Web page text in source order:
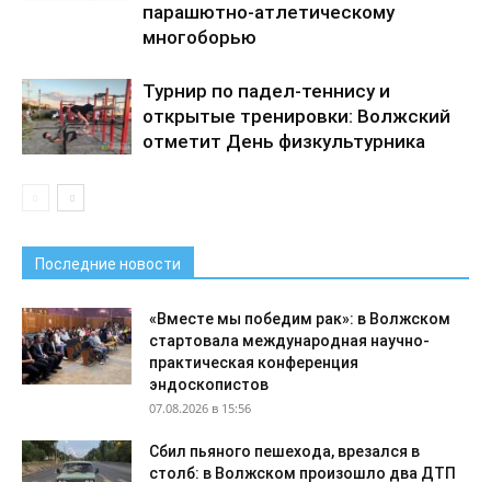
парашютно-атлетическому
многоборью
Турнир по падел-теннису и
открытые тренировки: Волжский
отметит День физкультурника
Последние новости
«Вместе мы победим рак»: в Волжском
стартовала международная научно-
практическая конференция
эндоскопистов
07.08.2026 в 15:56
Сбил пьяного пешехода, врезался в
столб: в Волжском произошло два ДТП